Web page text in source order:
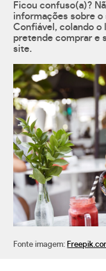
Ficou confuso(a)?
informações sobre o
Confiável, colando o
pretende comprar e
site.
Fonte imagem: